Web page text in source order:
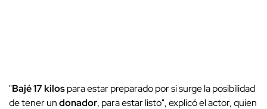
"Bajé 17 kilospara estar preparado por si surge la posibilidad
de tener undonador, para estar listo", explicó el actor, quien